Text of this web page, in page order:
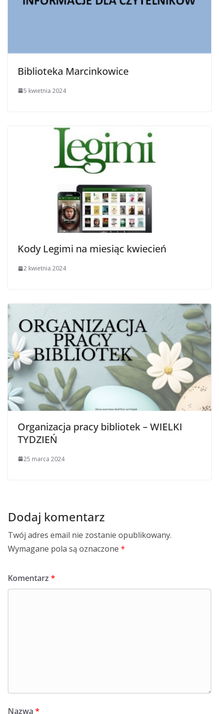
Biblioteka Marcinkowice
5 kwietnia 2024
Kody Legimi na miesiąc kwiecień
2 kwietnia 2024
Organizacja pracy bibliotek – WIELKI
TYDZIEŃ
25 marca 2024
Dodaj komentarz
Twój adres email nie zostanie opublikowany.
Wymagane pola są oznaczone *
Komentarz *
Nazwa *